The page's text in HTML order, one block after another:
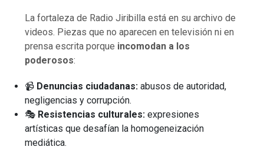
La fortaleza de Radio Jiribilla está en su archivo de
videos. Piezas que no aparecen en televisión ni en
prensa escrita porque incomodan a los
poderosos:
📹 Denuncias ciudadanas: abusos de autoridad,
negligencias y corrupción.
🎭 Resistencias culturales: expresiones
artísticas que desafían la homogeneización
mediática.